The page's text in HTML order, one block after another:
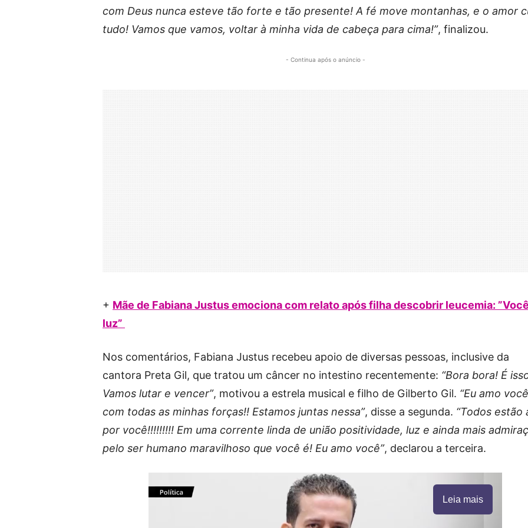
com Deus nunca esteve tão forte e tão presente! A fé move montanhas, e o amor
tudo! Vamos que vamos, voltar à minha vida de cabeça para cima!”, finalizou.
- Continua após o anúncio -
+ Mãe de Fabiana Justus emociona com relato após filha descobrir leucemia:
luz”
Nos comentários, Fabiana Justus recebeu apoio de diversas pessoas, inclusive da
cantora Preta Gil, que tratou um câncer no intestino recentemente: “Bora bora! É
Vamos lutar e vencer”, motivou a estrela musical e filho de Gilberto Gil. “Eu amo você
com todas as minhas forças!! Estamos juntas nessa”, disse a segunda. “Todos estão
por você!!!!!!!!! Em uma corrente linda de união positividade, luz e ainda mais
pelo ser humano maravilhoso que você é! Eu amo você”, declarou a terceira.
Leia mais